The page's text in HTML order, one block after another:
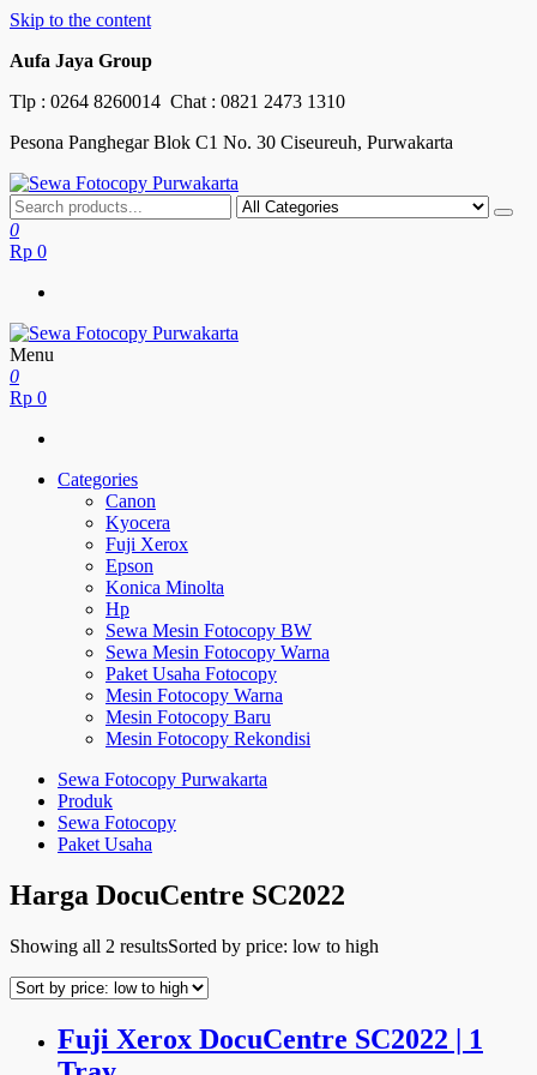
Skip to the content
Aufa Jaya Group
Tlp : 0264 8260014 Chat : 0821 2473 1310
Pesona Panghegar Blok C1 No. 30 Ciseureuh, Purwakarta
Sewa Fotocopy Purwakarta
Free Maintenance
0
Rp 0
Sewa Fotocopy Purwakarta
Free Maintenance
Menu
0
Rp 0
Categories
Canon
Kyocera
Fuji Xerox
Epson
Konica Minolta
Hp
Sewa Mesin Fotocopy BW
Sewa Mesin Fotocopy Warna
Paket Usaha Fotocopy
Mesin Fotocopy Warna
Mesin Fotocopy Baru
Mesin Fotocopy Rekondisi
Sewa Fotocopy Purwakarta
Produk
Sewa Fotocopy
Paket Usaha
Harga DocuCentre SC2022
Showing all 2 resultsSorted by price: low to high
Fuji Xerox DocuCentre SC2022 | 1